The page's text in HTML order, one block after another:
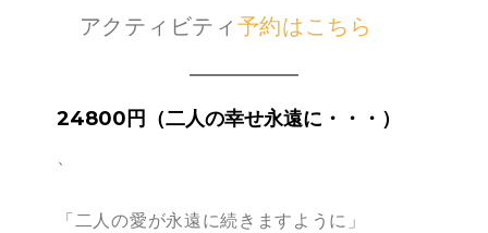
アクティビティ 予約はこちら
24800円（二人の幸せ永遠に・・・）
、
「二人の愛が永遠に続きますように」